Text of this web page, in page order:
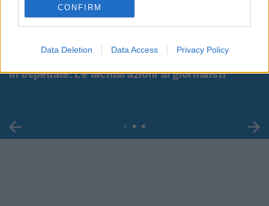
CONFIRM
Data Deletion Data Access Privacy Policy
00:00 01:16
in ospedale. Le dichiarazioni ai giornalisti